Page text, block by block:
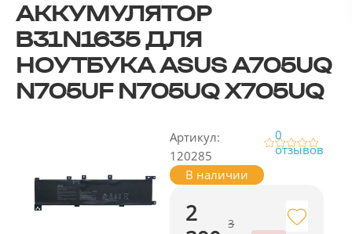
АККУМУЛЯТОР
B31N1635 ДЛЯ
НОУТБУКА ASUS A705UQ
N705UF N705UQ X705UQ
Артикул:
120285
В наличии
0
отзывов
2
3